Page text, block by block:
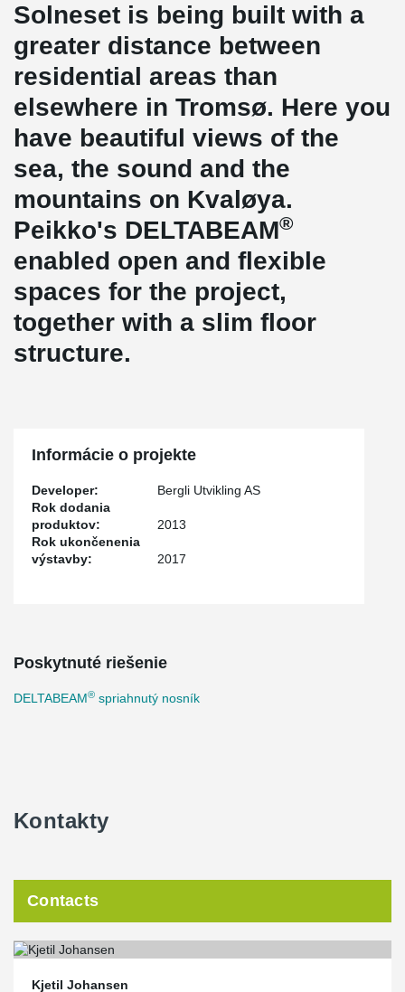
Solneset is being built with a
greater distance between
residential areas than
elsewhere in Tromsø. Here you
have beautiful views of the
sea, the sound and the
mountains on Kvaløya.
Peikko's DELTABEAM®
enabled open and flexible
spaces for the project,
together with a slim floor
structure.
Informácie o projekte
Developer:
Bergli Utvikling AS
Rok dodania
produktov:
2013
Rok ukončenenia
výstavby:
2017
Poskytnuté riešenie
DELTABEAM® spriahnutý nosník
Kontakty
Contacts
Kjetil Johansen